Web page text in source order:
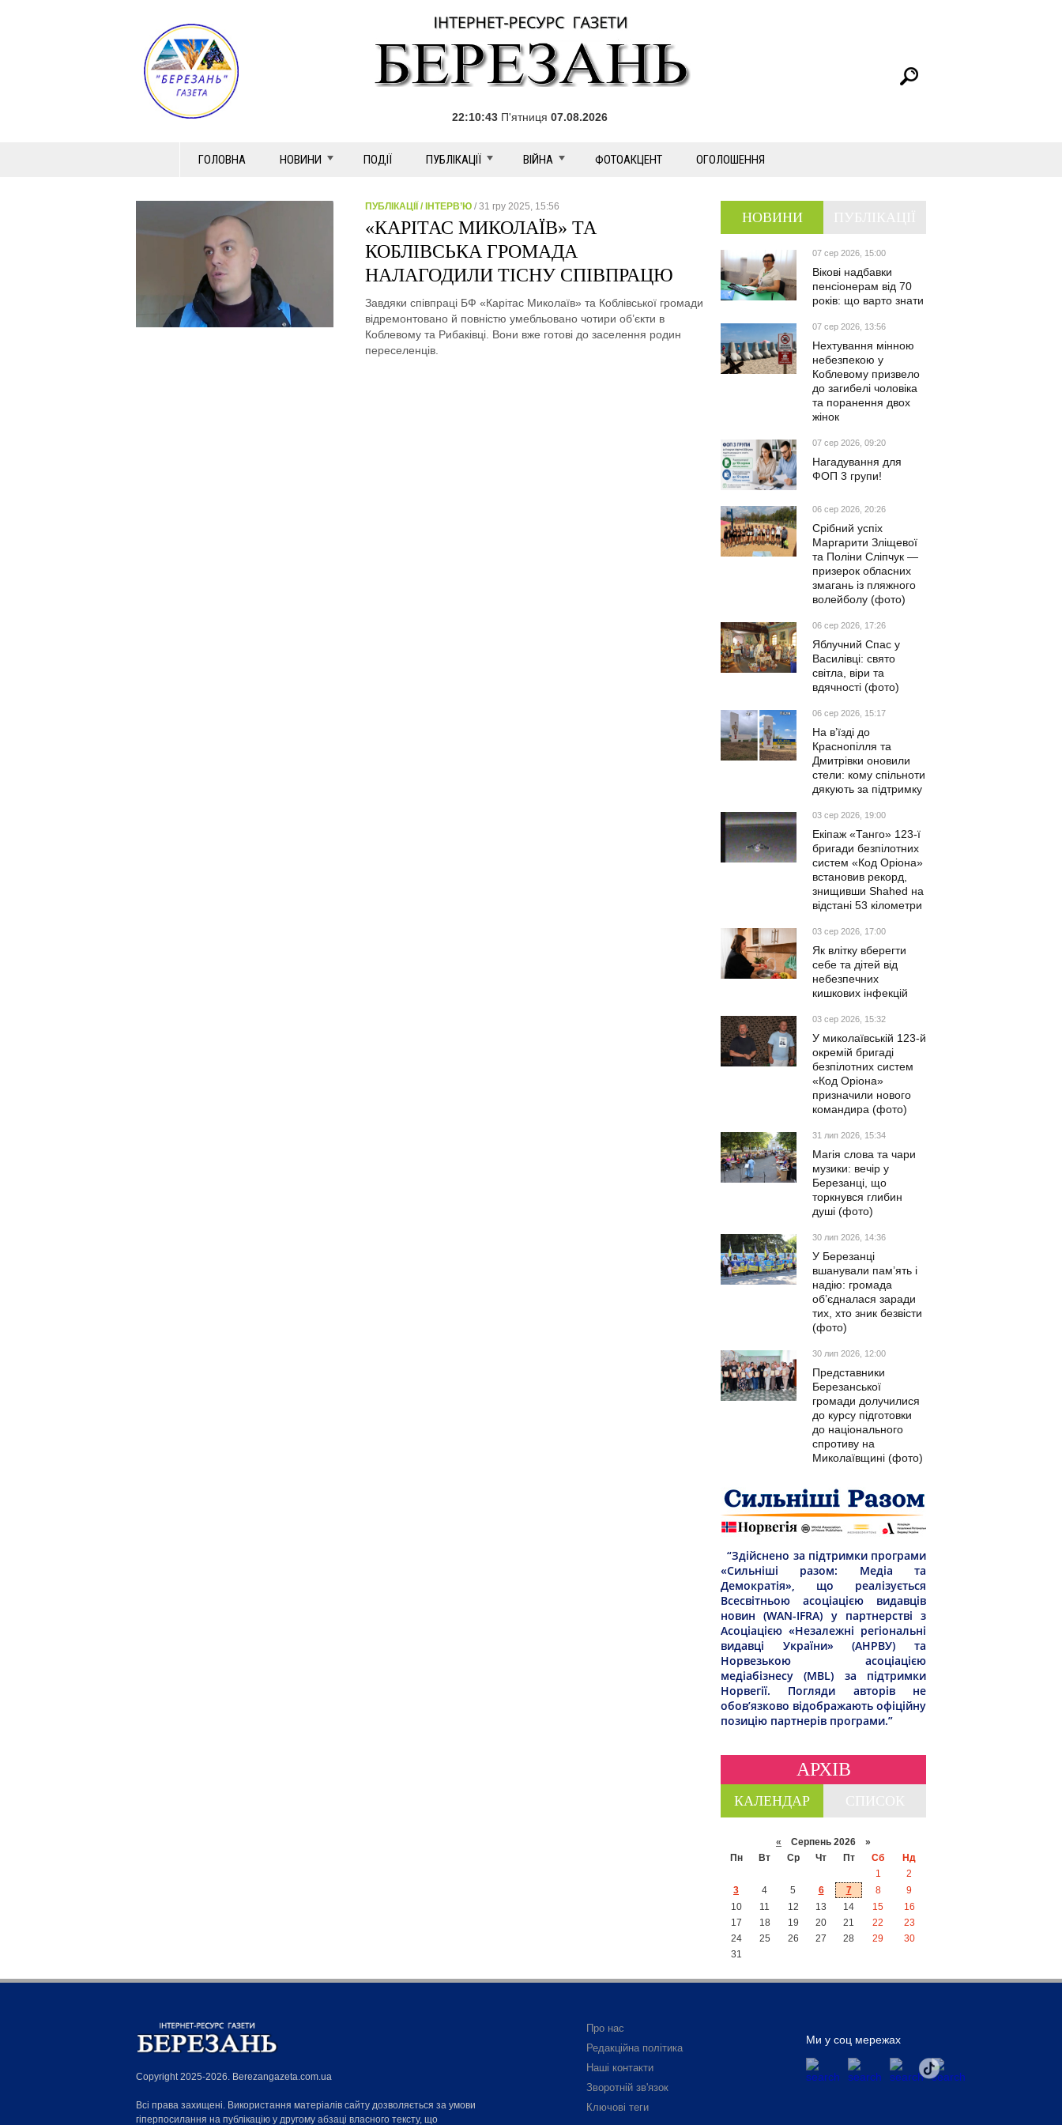
22:10:43 П'ятниця 07.08.2026
ГОЛОВНА НОВИНИ ПОДІЇ ПУБЛІКАЦІЇ ВІЙНА ФОТОАКЦЕНТ ОГОЛОШЕННЯ
ПУБЛІКАЦІЇ / ІНТЕРВ’Ю / 31 гру 2025, 15:56
«КАРІТАС МИКОЛАЇВ» ТА
КОБЛІВСЬКА ГРОМАДА
НАЛАГОДИЛИ ТІСНУ СПІВПРАЦЮ
Завдяки співпраці БФ «Карітас Миколаїв» та Коблівської громади
відремонтовано й повністю умебльовано чотири об’єкти в
Коблевому та Рибаківці. Вони вже готові до заселення родин
переселенців.
НОВИНИ
07 сер 2026, 15:00
Вікові надбавки
пенсіонерам від 70
років: що варто знати
07 сер 2026, 13:56
Нехтування мінною
небезпекою у
Коблевому призвело
до загибелі чоловіка
та поранення двох
жінок
07 сер 2026, 09:20
Нагадування для
ФОП 3 групи!
06 сер 2026, 20:26
Срібний успіх
Маргарити Зліщевої
та Поліни Сліпчук —
призерок обласних
змагань із пляжного
волейболу (фото)
06 сер 2026, 17:26
Яблучний Спас у
Василівці: свято
світла, віри та
вдячності (фото)
06 сер 2026, 15:17
На в’їзді до
Краснопілля та
Дмитрівки оновили
стели: кому спільноти
дякують за підтримку
03 сер 2026, 19:00
Екіпаж «Танго» 123-ї
бригади безпілотних
систем «Код Оріона»
встановив рекорд,
знищивши Shahed на
відстані 53 кілометри
03 сер 2026, 17:00
Як влітку вберегти
себе та дітей від
небезпечних
кишкових інфекцій
03 сер 2026, 15:32
У миколаївській 123-й
окремій бригаді
безпілотних систем
«Код Оріона»
призначили нового
командира (фото)
31 лип 2026, 15:34
Магія слова та чари
музики: вечір у
Березанці, що
торкнувся глибин
душі (фото)
30 лип 2026, 14:36
У Березанці
вшанували пам’ять і
надію: громада
об’єдналася заради
тих, хто зник безвісти
(фото)
30 лип 2026, 12:00
Представники
Березанської
громади долучилися
до курсу підготовки
до національного
спротиву на
Миколаївщині (фото)
“Здійснено за підтримки програми
«Сильніші разом: Медіа та
Демократія», що реалізується
Всесвітньою асоціацією видавців
новин (WAN-IFRA) у партнерстві з
Асоціацією «Незалежні регіональні
видавці України» (АНРВУ) та
Норвезькою асоціацією
медіабізнесу (MBL) за підтримки
Норвегії. Погляди авторів не
обов’язково відображають офіційну
позицію партнерів програми.”
АРХІВ
КАЛЕНДАР
« Серпень 2026 »
Пн
Вт Ср Чт Пт Сб
Нд
1
2
3
4 5 6 7 8
9
10
11 12 13 14 15
16
17
18 19 20 21 22
23
24
25 26 27 28 29
30
31
Copyright 2025-2026. Berezangazeta.com.ua
Всі права захищені. Використання матеріалів сайту дозволяється за умови
гіперпосилання на публікацію у другому абзаці власного тексту, що
Про нас
Редакційна політика
Наші контакти
Зворотній зв'язок
Ключові теги
Ми у соц мережах